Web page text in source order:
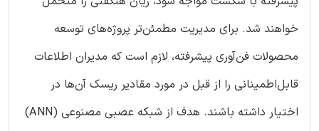
خواهند شد. برای مدیریت مطمئن‌تر پروژه‌های توسعه
محصولات فن‌آوری پیشرفته، لازم است که مدیران اطلاعات
قابل‌اطمینانی را از قبل در مورد مقادیر ریسک آن‌ها در
اختیار داشته باشند. هدف از شبکه عصبی مصنوعی (ANN)